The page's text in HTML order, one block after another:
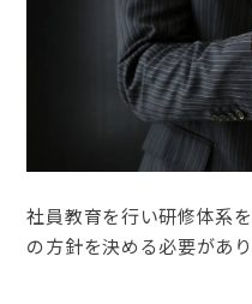
社員教育を行い研修体系
の方針を決める必要があり